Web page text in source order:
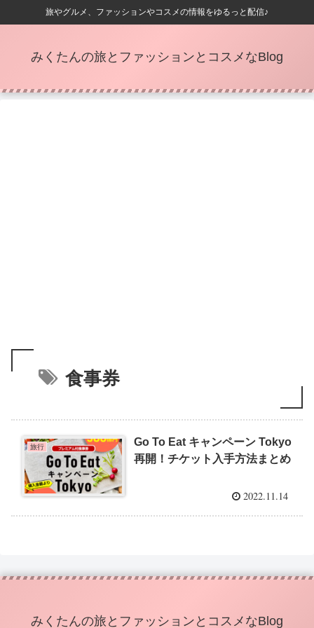
旅やグルメ、ファッションやコスメの情報をゆるっと配信♪
みくたんの旅とファッションとコスメなBlog
食事券
旅行
Go To Eat キャンペーン Tokyo
再開！チケット入手方法まとめ
2022.11.14
みくたんの旅とファッションとコスメなBlog